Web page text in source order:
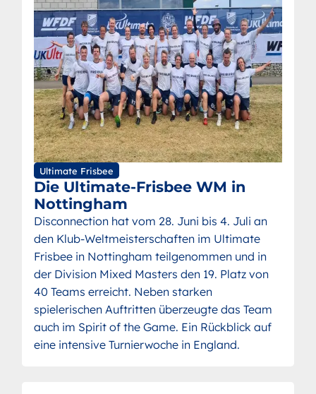
Ultimate Frisbee
Die Ultimate-Frisbee WM in
Nottingham
Disconnection hat vom 28. Juni bis 4. Juli an
den Klub-Weltmeisterschaften im Ultimate
Frisbee in Nottingham teilgenommen und in
der Division Mixed Masters den 19. Platz von
40 Teams erreicht. Neben starken
spielerischen Auftritten überzeugte das Team
auch im Spirit of the Game. Ein Rückblick auf
eine intensive Turnierwoche in England.